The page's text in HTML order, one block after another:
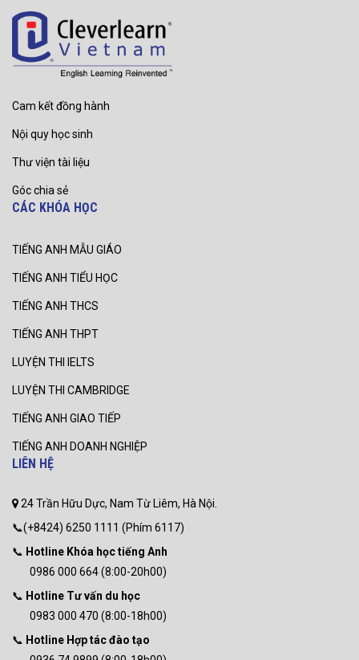
Cam kết đồng hành
Nội quy học sinh
Thư viện tài liệu
Góc chia sẻ
CÁC KHÓA HỌC
TIẾNG ANH MẪU GIÁO
TIẾNG ANH TIỂU HỌC
TIẾNG ANH THCS
TIẾNG ANH THPT
LUYỆN THI IELTS
LUYỆN THI CAMBRIDGE
TIẾNG ANH GIAO TIẾP
TIẾNG ANH DOANH NGHIỆP
LIÊN HỆ
24 Trần Hữu Dực, Nam Từ Liêm, Hà Nội.
📞(+8424) 6250 1111 (Phím 6117)
📞 Hotline Khóa học tiếng Anh
0986 000 664 (8:00-20h00)
📞 Hotline Tư vấn du học
0983 000 470 (8:00-18h00)
📞 Hotline Hợp tác đào tạo